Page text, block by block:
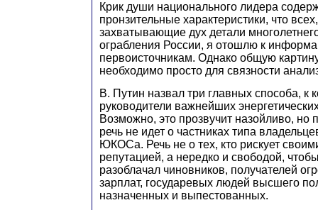
Крик души национального лидера
пронзительные характеристики, что
захватывающие дух детали
ограбления России, я отошлю к
первоисточникам. Однако общую
необходимо просто для связности
В. Путин назвал три главных способа, к
руководители важнейших
Возможно, это прозвучит назойливо, но
речь не идет о частниках типа
ЮКОСа. Речь не о тех, кто рискует
репутацией, а нередко и свободой,
разоблачал чиновников, получателей
зарплат, государевых людей высшего
назначенных и выпестованных.